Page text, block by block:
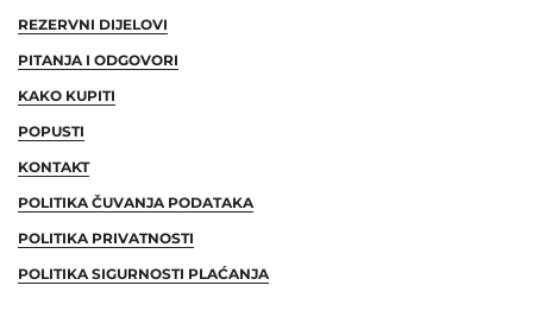
REZERVNI DIJELOVI
PITANJA I ODGOVORI
KAKO KUPITI
POPUSTI
KONTAKT
POLITIKA ČUVANJA PODATAKA
POLITIKA PRIVATNOSTI
POLITIKA SIGURNOSTI PLAĆANJA